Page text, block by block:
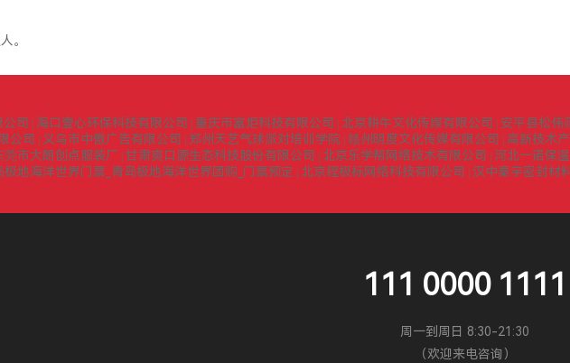
。
司 海口壹心环保科技有限公司 重庆市富炬科技有限公司 北京耕牛文化传媒有限公司
安平县松伟
公司 义乌市中傲广告有限公司 郑州天艺气球派对培训学院 赣州明度文化传媒有限公司
高新技术
莞市大朗创点服装厂 甘肃爽口源生态科技股份有限公司 北京乐学帮网络技术有限公司
河北一诺保
极地海洋世界门票_青岛极地海洋世界团购_门票预定 北京程极标网络科技有限公司
汉中秦宇密封材
111 0000 1111
周一到周日 8:30-21:30
（欢迎来电咨询）